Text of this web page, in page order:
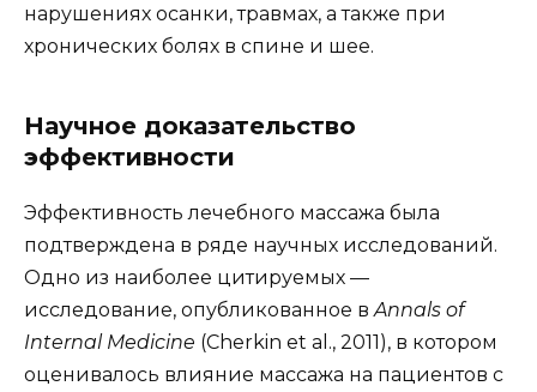
нарушениях осанки, травмах, а также при
хронических болях в спине и шее.
Научное доказательство
эффективности
Эффективность лечебного массажа была
подтверждена в ряде научных исследований.
Одно из наиболее цитируемых —
исследование, опубликованное вAnnals of
Internal Medicine (Cherkin et al., 2011), в котором
оценивалось влияние массажа на пациентов с